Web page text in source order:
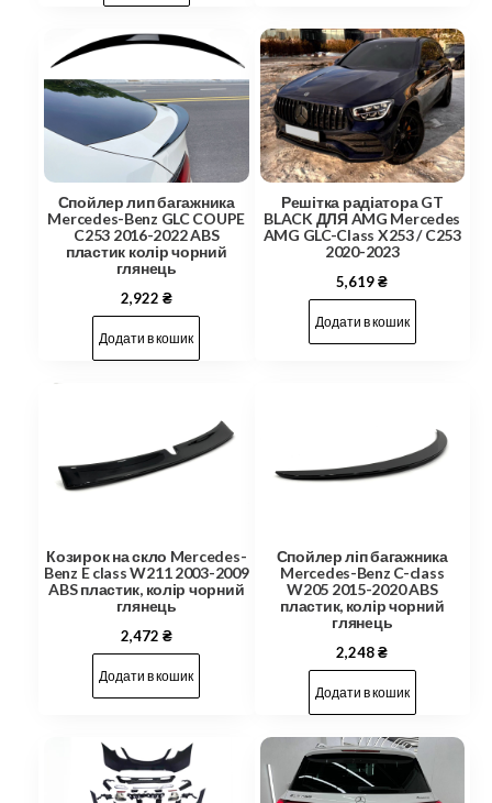
Спойлер лип багажника
Mercedes-Benz GLC COUPE
C253 2016-2022 ABS
пластик колір чорний
глянець
2,922 ₴
Додати в кошик
Решітка радіатора GT
BLACK ДЛЯ AMG Mercedes
AMG GLC-Class X253 / C253
2020-2023
5,619₴
Додати в кошик
Козирок на скло Mercedes-
Benz E class W211 2003-2009
ABS пластик, колір чорний
глянець
2,472 ₴
Додати в кошик
Спойлер ліп багажника
Mercedes-Benz C-class
W205 2015-2020 ABS
пластик, колір чорний
глянець
2,248₴
Додати в кошик